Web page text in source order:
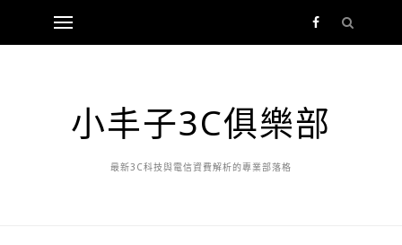
小丰子3C俱樂部
最新3C科技與電信資費解析的專業部落格